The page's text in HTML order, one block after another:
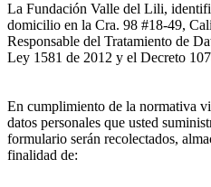
La Fundación Valle del Lili,
domicilio en la Cra. 98 #18-49,
Responsable del Tratamiento de
Ley 1581 de 2012 y el Decreto
En cumplimiento de la normativa
datos personales que usted
formulario serán recolectados,
finalidad de: